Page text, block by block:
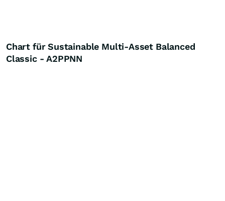
Chart für Sustainable Multi-Asset Balanced
Classic - A2PPNN